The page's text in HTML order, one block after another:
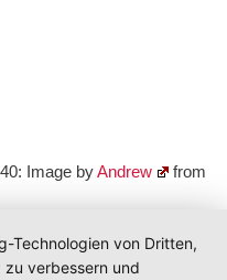
Image byAndrew
from
Technologien von Dritten,
verbessern und